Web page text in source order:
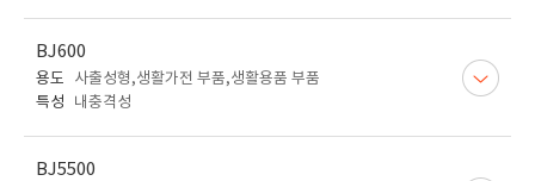
BJ600
용도
사출성형,생활가전 부품,생활용품 부품
특성
내충격성
BJ5500